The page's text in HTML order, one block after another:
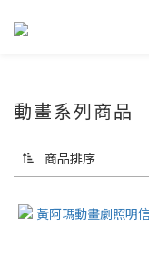
動畫系列商品
商品排序